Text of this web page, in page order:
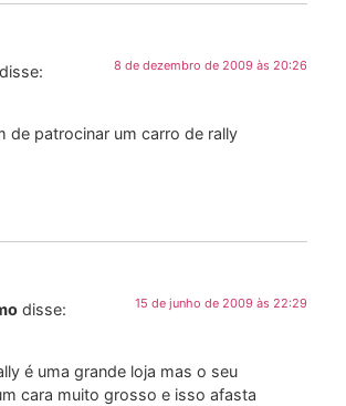
disse: 8 de dezembro de 2009 às 20:26
de patrocinar um carro de rally
disse: 15 de junho de 2009 às 22:29
é uma grande loja mas o seu
cara muito grosso e isso afasta